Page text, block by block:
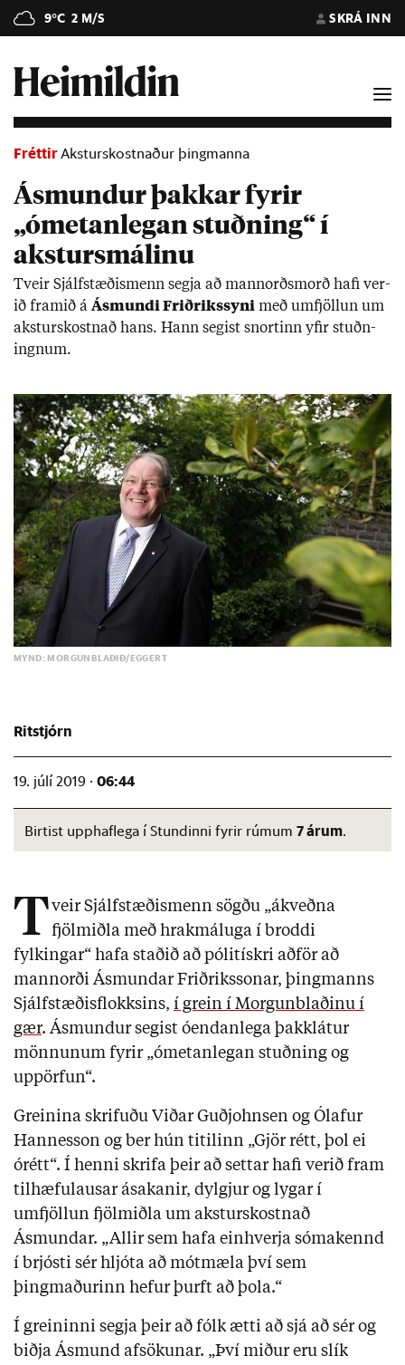
9°C 2 M/S SKRÁ INN
FréttirAksturskostnaður þingmanna
Ásmundur þakkar fyrir
„ómetanlegan stuðning“ í
akstursmálinu
Tveir Sjálf­stæð­is­menn segja að mann­orðs­morð hafi ver­
ið fram­ið á Ásmundi Frið­riks­syni með um­fjöll­un um
akst­urs­kostn­að hans. Hann seg­ist snort­inn yf­ir stuðn­
ingn­um.
MYND: MORGUNBLAÐIÐ/EGGERT
Ritstjórn
19. júlí 2019 · 06:44
Birtist upphaflega í Stundinni fyrir rúmum 7 árum.
Tveir Sjálfstæðismenn sögðu „ákveðna
fjölmiðla með hrakmáluga í broddi
fylkingar“ hafa staðið að pólitískri aðför að
mannorði Ásmundar Friðrikssonar, þingmanns
Sjálfstæðisflokksins, í grein í Morgunblaðinu í
gær. Ásmundur segist óendanlega þakklátur
mönnunum fyrir „ómetanlegan stuðning og
uppörfun“.
Greinina skrifuðu Viðar Guðjohnsen og Ólafur
Hannesson og ber hún titilinn „Gjör rétt, þol ei
órétt“. Í henni skrifa þeir að settar hafi verið fram
tilhæfulausar ásakanir, dylgjur og lygar í
umfjöllun fjölmiðla um aksturskostnað
Ásmundar. „Allir sem hafa einhverja sómakennd
í brjósti sér hljóta að mótmæla því sem
þingmaðurinn hefur þurft að þola.“
Í greininni segja þeir að fólk ætti að sjá að sér og
biðja Ásmund afsökunar. „Því miður eru slík